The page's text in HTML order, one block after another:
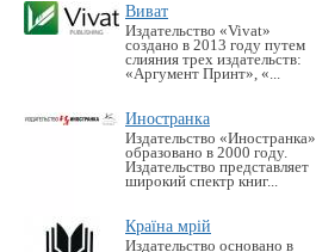
Виват
Издательство «Vivat»
создано в 2013 году путем
слияния трех издательств:
«Аргумент Принт», «...
Иностранка
Издательство «Иностранка»
образовано в 2000 году.
Издательство представляет
широкий спектр книг...
Країна мрій
Издательство основано в